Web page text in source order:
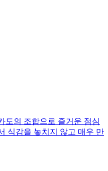
도의 조합으로 즐거운 점심
식감을 놓치지 않고 매우 만